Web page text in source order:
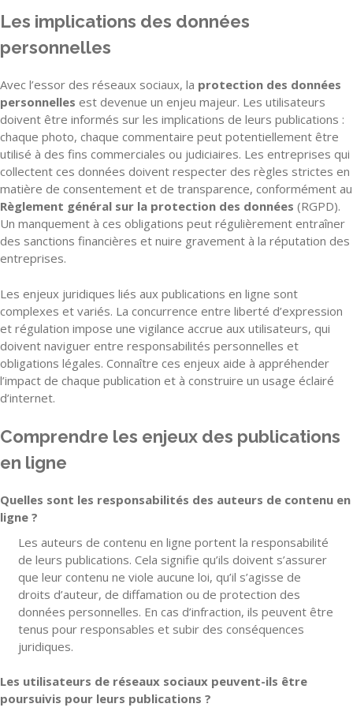
Les implications des données
personnelles
Avec l’essor des réseaux sociaux, la protection des données
personnelles est devenue un enjeu majeur. Les utilisateurs
doivent être informés sur les implications de leurs publications :
chaque photo, chaque commentaire peut potentiellement être
utilisé à des fins commerciales ou judiciaires. Les entreprises qui
collectent ces données doivent respecter des règles strictes en
matière de consentement et de transparence, conformément au
Règlement général sur la protection des données (RGPD).
Un manquement à ces obligations peut régulièrement entraîner
des sanctions financières et nuire gravement à la réputation des
entreprises.
Les enjeux juridiques liés aux publications en ligne sont
complexes et variés. La concurrence entre liberté d’expression
et régulation impose une vigilance accrue aux utilisateurs, qui
doivent naviguer entre responsabilités personnelles et
obligations légales. Connaître ces enjeux aide à appréhender
l’impact de chaque publication et à construire un usage éclairé
d’internet.
Comprendre les enjeux des publications
en ligne
Quelles sont les responsabilités des auteurs de contenu en
ligne ?
Les auteurs de contenu en ligne portent la responsabilité
de leurs publications. Cela signifie qu’ils doivent s’assurer
que leur contenu ne viole aucune loi, qu’il s’agisse de
droits d’auteur, de diffamation ou de protection des
données personnelles. En cas d’infraction, ils peuvent être
tenus pour responsables et subir des conséquences
juridiques.
Les utilisateurs de réseaux sociaux peuvent-ils être
poursuivis pour leurs publications ?